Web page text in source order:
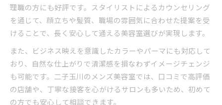
理職の方にも好評です。スタイリストによるカウンセリング
を通じて、顔立ちや髪質、職場の雰囲気に合わせた提案を受
けることで、長く安心して通える美容室選びが実現します。
また、ビジネス映えを意識したカラーやパーマにも対応して
おり、自然な仕上がりで清潔感を損なわずイメージチェンジ
も可能です。二子玉川のメンズ美容室では、口コミで高評価
の店舗や、丁寧な接客を心がけるサロンも多いため、初めて
の方でも安心して相談できます。